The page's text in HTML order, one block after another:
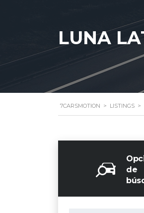
LUNA
7CARSMOTION > LISTINGS >
de